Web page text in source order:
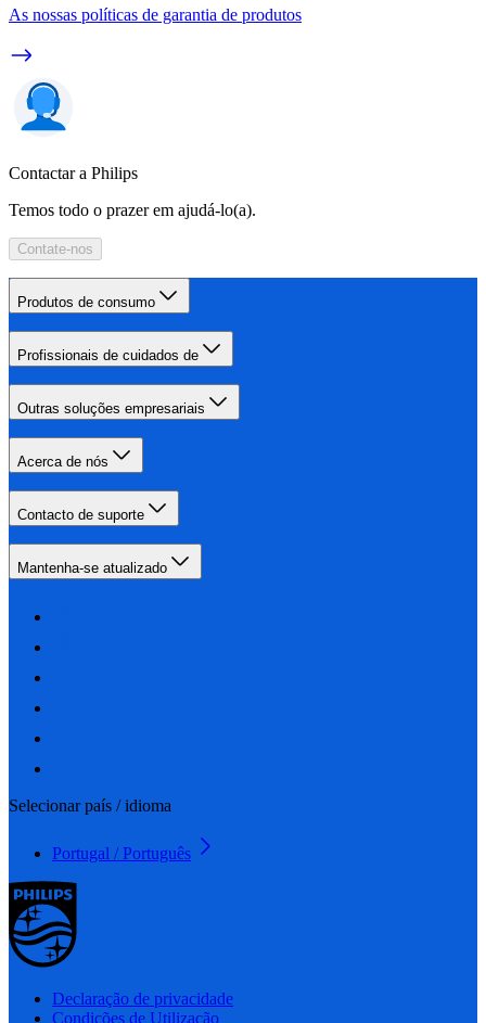
As nossas políticas de garantia de produtos
Contactar a Philips
Temos todo o prazer em ajudá-lo(a).
Contate-nos
Produtos de consumo
Profissionais de cuidados de
Outras soluções empresariais
Acerca de nós
Contacto de suporte
Mantenha-se atualizado
Selecionar país / idioma
Portugal / Português
Declaração de privacidade
Condições de Utilização